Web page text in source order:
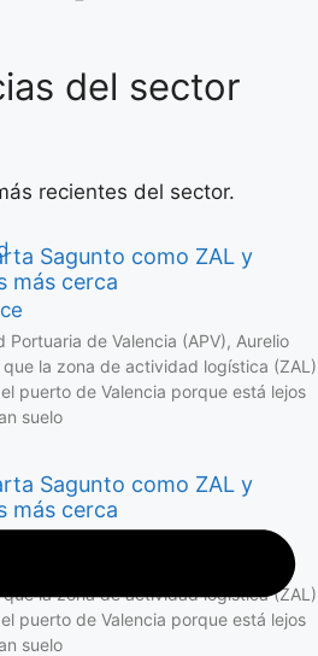
del sector
recientes del sector.
Sagunto como ZAL y
más cerca
de Valencia (APV), Aurelio
la zona de actividad logística (ZAL)
puerto de Valencia porque está lejos
suelo
Sagunto como ZAL y
más cerca
de Valencia (APV), Aurelio
la zona de actividad logística (ZAL)
puerto de Valencia porque está lejos
suelo